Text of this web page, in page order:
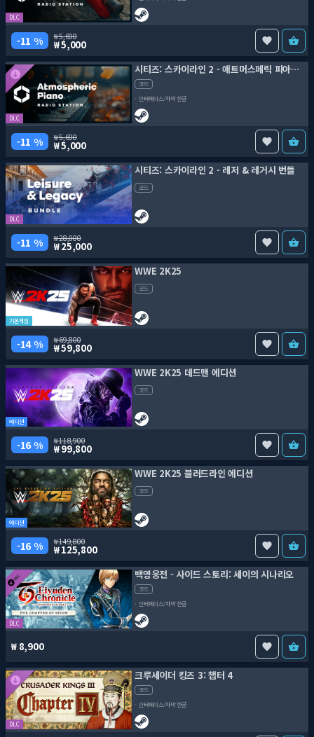
DLC
11 % 5,600
5,000
DLC
시티즈: 스카이라인 2 - 애트머스페릭 피아노 채널
코드
인터페이스/자막 한글
11 % 5,600
5,000
DLC
시티즈: 스카이라인 2 - 레저 & 레거시 번들
코드
11 % 28,000
25,000
기본게임
WWE 2K25
코드
14 % 69,800
59,800
에디션
WWE 2K25 데드맨 에디션
코드
16 % 118,900
99,800
에디션
WWE 2K25 블러드라인 에디션
코드
16 % 149,800
125,800
DLC
백영웅전 - 사이드 스토리: 세이의 시나리오
코드
인터페이스/자막 한글
8,900
DLC
크루세이더 킹즈 3: 챕터 4
코드
인터페이스/자막 한글